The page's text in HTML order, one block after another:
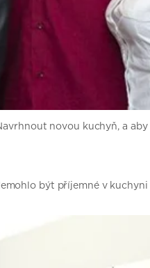
novou kuchyň, a
být příjemné v